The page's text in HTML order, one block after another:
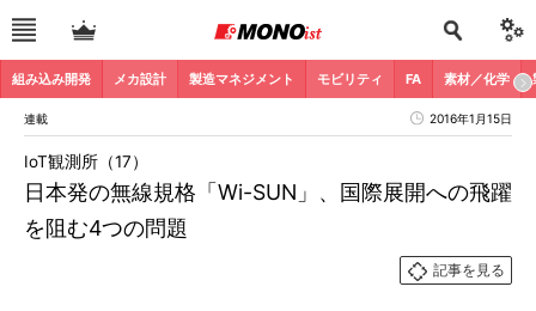
組み込み開発 メカ設計 製造マネジメント モビリティ FA 素材／化学
連載 2016年1月15日
日本発の無線規格「Wi-SUN」、国際展開への飛躍
を阻む4つの問題
IoT観測所（17）
記事を見る